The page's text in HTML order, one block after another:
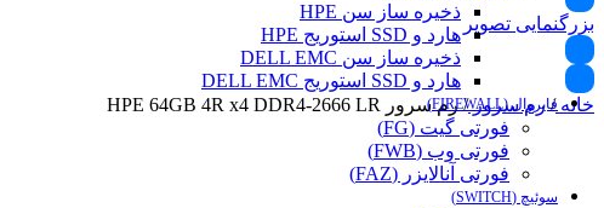
ذخیره ساز سن HPE
هارد و SSD استوریج HPE
ذخیره ساز سن DELL EMC
هارد و SSD استوریج DELL EMC
فایروال (FIREWALL)
فورتی گیت (FG)
فورتی وب (FWB)
فورتی آنالایزر (FAZ)
سوئیچ (SWITCH)
بزرگنمایی تصویر
خانه/ رم سرور/ رم سرور HPE 64GB 4R x4 DDR4-2666 LR